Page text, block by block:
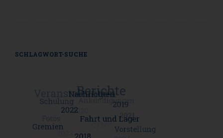
SCHLAGWORT-SUCHE